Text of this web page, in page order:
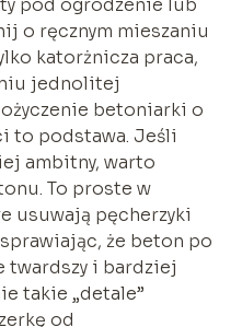
pod ogrodzenie lub
o ręcznym mieszaniu
katorżnicza praca,
jednolitej
betoniarki o
to podstawa. Jeśli
ambitny, warto
To proste w
usuwają pęcherzyki
że beton po
twardszy i bardziej
takie „detale”
od